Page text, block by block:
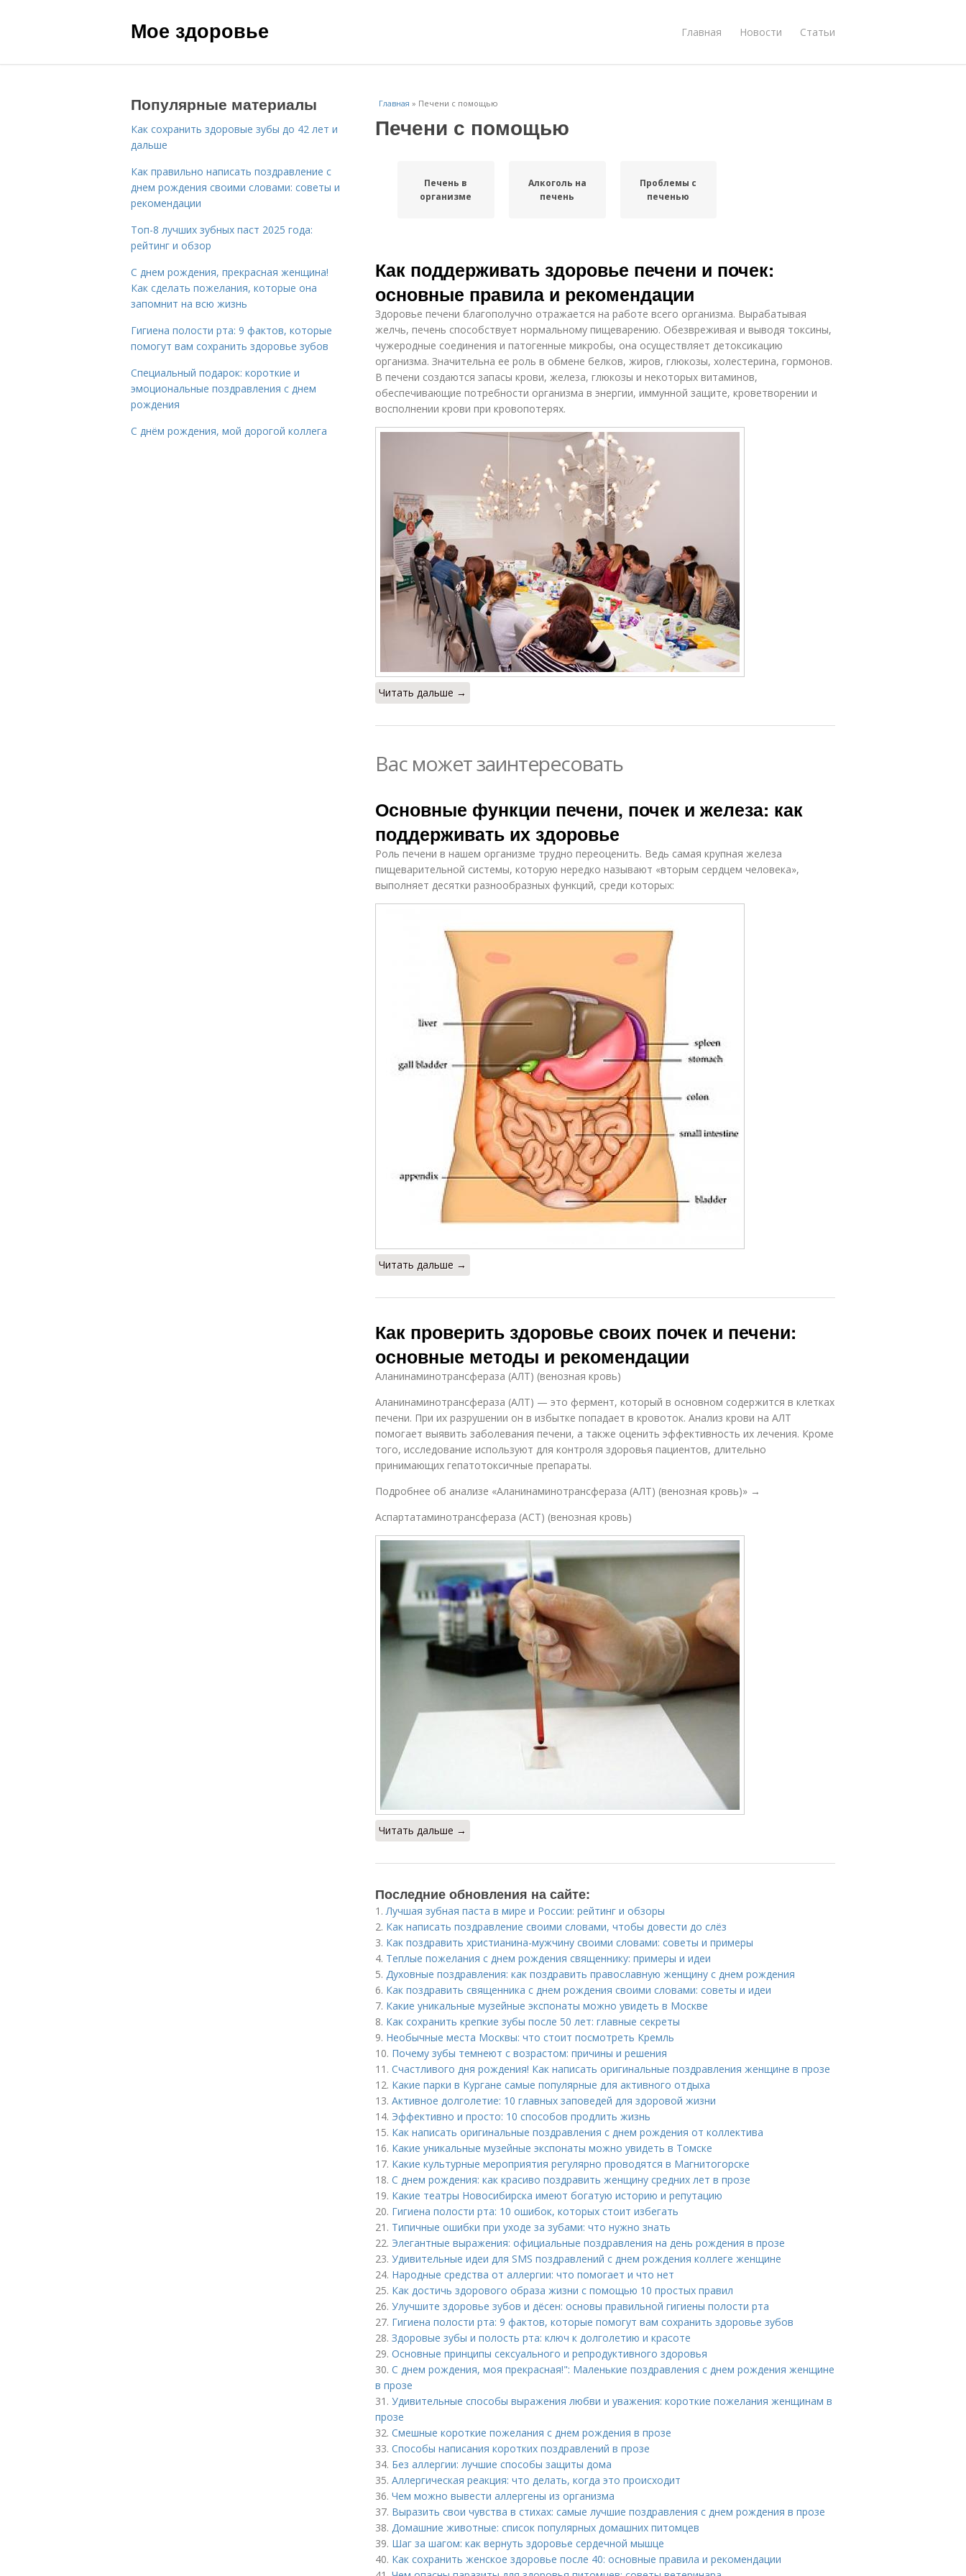
Мое здоровье Главная Новости Статьи
Главная » Печени с помощью
Печени с помощью
Печень в
организме
Алкоголь на
печень
Проблемы с
печенью
Как поддерживать здоровье печени и почек:
основные правила и рекомендации
Здоровье печени благополучно отражается на работе всего организма. Вырабатывая
желчь, печень способствует нормальному пищеварению. Обезвреживая и выводя токсины,
чужеродные соединения и патогенные микробы, она осуществляет детоксикацию
организма. Значительна ее роль в обмене белков, жиров, глюкозы, холестерина, гормонов.
В печени создаются запасы крови, железа, глюкозы и некоторых витаминов,
обеспечивающие потребности организма в энергии, иммунной защите, кроветворении и
восполнении крови при кровопотерях.
Читать дальше →
Вас может заинтересовать
Основные функции печени, почек и железа: как
поддерживать их здоровье
Роль печени в нашем организме трудно переоценить. Ведь самая крупная железа
пищеварительной системы, которую нередко называют «вторым сердцем человека»,
выполняет десятки разнообразных функций, среди которых:
Читать дальше →
Как проверить здоровье своих почек и печени:
основные методы и рекомендации
Аланинаминотрансфераза (АЛТ) (венозная кровь)
Аланинаминотрансфераза (АЛТ) — это фермент, который в основном содержится в клетках
печени. При их разрушении он в избытке попадает в кровоток. Анализ крови на АЛТ
помогает выявить заболевания печени, а также оценить эффективность их лечения. Кроме
того, исследование используют для контроля здоровья пациентов, длительно
принимающих гепатотоксичные препараты.
Подробнее об анализе «Аланинаминотрансфераза (АЛТ) (венозная кровь)» →
Aспартатаминотрансфераза (АСТ) (венозная кровь)
Читать дальше →
Последние обновления на сайте:
1.Лучшая зубная паста в мире и России: рейтинг и обзоры
2. Как написать поздравление своими словами, чтобы довести до слёз
3. Как поздравить христианина-мужчину своими словами: советы и примеры
4. Теплые пожелания с днем рождения священнику: примеры и идеи
5. Духовные поздравления: как поздравить православную женщину с днем рождения
6. Как поздравить священника с днем рождения своими словами: советы и идеи
7. Какие уникальные музейные экспонаты можно увидеть в Москве
8. Как сохранить крепкие зубы после 50 лет: главные секреты
9. Необычные места Москвы: что стоит посмотреть Кремль
10. Почему зубы темнеют с возрастом: причины и решения
11. Счастливого дня рождения! Как написать оригинальные поздравления женщине в прозе
12. Какие парки в Кургане самые популярные для активного отдыха
13. Активное долголетие: 10 главных заповедей для здоровой жизни
14. Эффективно и просто: 10 способов продлить жизнь
15. Как написать оригинальные поздравления с днем рождения от коллектива
16. Какие уникальные музейные экспонаты можно увидеть в Томске
17. Какие культурные мероприятия регулярно проводятся в Магнитогорске
18. С днем рождения: как красиво поздравить женщину средних лет в прозе
19. Какие театры Новосибирска имеют богатую историю и репутацию
20. Гигиена полости рта: 10 ошибок, которых стоит избегать
21. Типичные ошибки при уходе за зубами: что нужно знать
22. Элегантные выражения: официальные поздравления на день рождения в прозе
23. Удивительные идеи для SMS поздравлений с днем рождения коллеге женщине
24. Народные средства от аллергии: что помогает и что нет
25. Как достичь здорового образа жизни с помощью 10 простых правил
26. Улучшите здоровье зубов и дёсен: основы правильной гигиены полости рта
27. Гигиена полости рта: 9 фактов, которые помогут вам сохранить здоровье зубов
28. Здоровые зубы и полость рта: ключ к долголетию и красоте
29. Основные принципы сексуального и репродуктивного здоровья
30. С днем рождения, моя прекрасная!": Маленькие поздравления с днем рождения женщине
в прозе
31. Удивительные способы выражения любви и уважения: короткие пожелания женщинам в
прозе
32. Смешные короткие пожелания с днем рождения в прозе
33. Способы написания коротких поздравлений в прозе
34. Без аллергии: лучшие способы защиты дома
35. Аллергическая реакция: что делать, когда это происходит
36. Чем можно вывести аллергены из организма
37. Выразить свои чувства в стихах: самые лучшие поздравления с днем рождения в прозе
38. Домашние животные: список популярных домашних питомцев
39. Шаг за шагом: как вернуть здоровье сердечной мышце
40. Как сохранить женское здоровье после 40: основные правила и рекомендации
Популярные материалы
Как сохранить здоровые зубы до 42 лет и
дальше
Как правильно написать поздравление с
днем рождения своими словами: советы и
рекомендации
Топ-8 лучших зубных паст 2025 года:
рейтинг и обзор
С днем рождения, прекрасная женщина!
Как сделать пожелания, которые она
запомнит на всю жизнь
Гигиена полости рта: 9 фактов, которые
помогут вам сохранить здоровье зубов
Специальный подарок: короткие и
эмоциональные поздравления с днем
рождения
С днём рождения, мой дорогой коллега